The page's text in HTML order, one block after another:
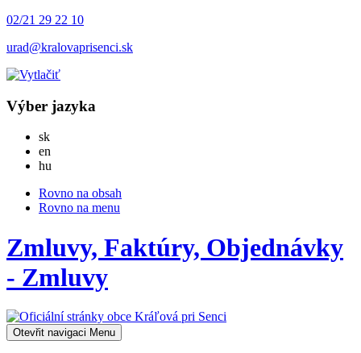
02/21 29 22 10
urad@kralovaprisenci.sk
Výber jazyka
skSlovensky
en
hu
Rovno na obsah
Rovno na menu
Zmluvy, Faktúry, Objednávky
- Zmluvy
Otevřit navigaci Menu